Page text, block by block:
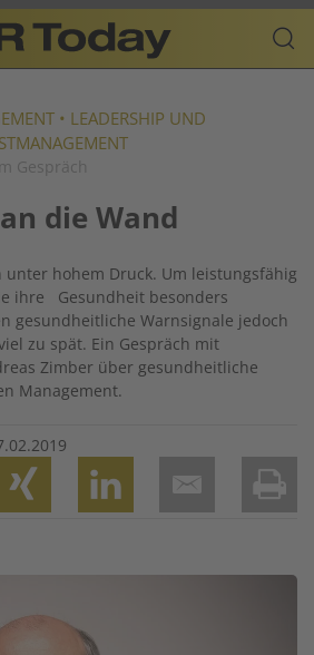
• LEADERSHIP UND
Gespräch
die Wand
unter hohem Druck. Um leistungsfähig
ihre Gesundheit besonders
gesundheitliche Warnsignale jedoch
zu spät. Ein Gespräch mit
Zimber über gesundheitliche
Management.